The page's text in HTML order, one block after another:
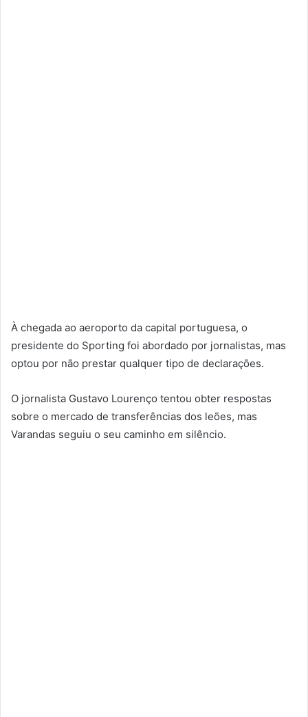
À chegada ao aeroporto da capital portuguesa, o
presidente do Sporting foi abordado por jornalistas, mas
optou por não prestar qualquer tipo de declarações.
O jornalista Gustavo Lourenço tentou obter respostas
sobre o mercado de transferências dos leões, mas
Varandas seguiu o seu caminho em silêncio.